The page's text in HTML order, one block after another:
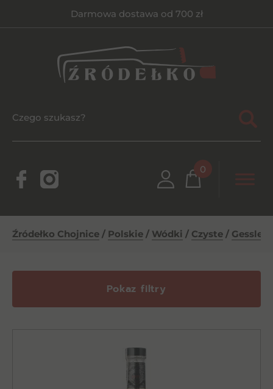
Darmowa dostawa od 700 zł
0
Źródełko Chojnice / Polskie / Wódki / Czyste / Gessler
Pokaz filtry